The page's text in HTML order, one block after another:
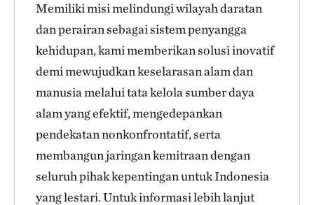
Memiliki misi melindungi wilayah daratan
dan perairan sebagai sistem penyangga
kehidupan, kami memberikan solusi inovatif
demi mewujudkan keselarasan alam dan
manusia melalui tata kelola sumber daya
alam yang efektif, mengedepankan
pendekatan nonkonfrontatif, serta
membangun jaringan kemitraan dengan
seluruh pihak kepentingan untuk Indonesia
yang lestari. Untuk informasi lebih lanjut